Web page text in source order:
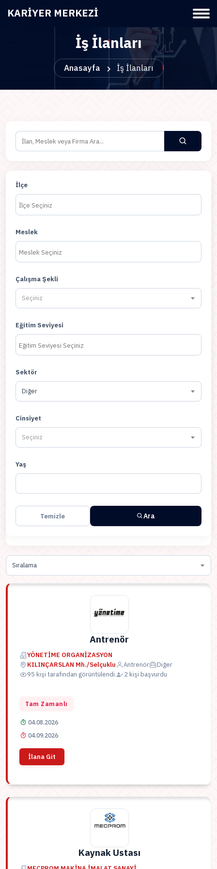
KARIYER MERKEZI
İş İlanları
Anasayfa İş İlanları
İlçe
Meslek
Çalışma Şekli
Seçiniz
Eğitim Seviyesi
Sektör
Diğer
Cinsiyet
Seçiniz
Yaş
Temizle Ara
Sıralama
Antrenör
YÖNETİME ORGANİZASYON
KILINÇARSLAN Mh./Selçuklu
Antrenör
Diğer
95 kişi tarafından görüntülendi.
2 kişi başvurdu
Tam Zamanlı
04.08.2026
04.09.2026
İlana Git
Kaynak Ustası